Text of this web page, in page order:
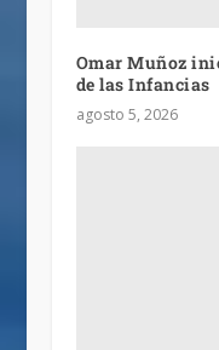
Omar Muñoz
de las Infancias
agosto 5, 2026